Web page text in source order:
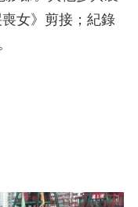
女》剪接；紀錄